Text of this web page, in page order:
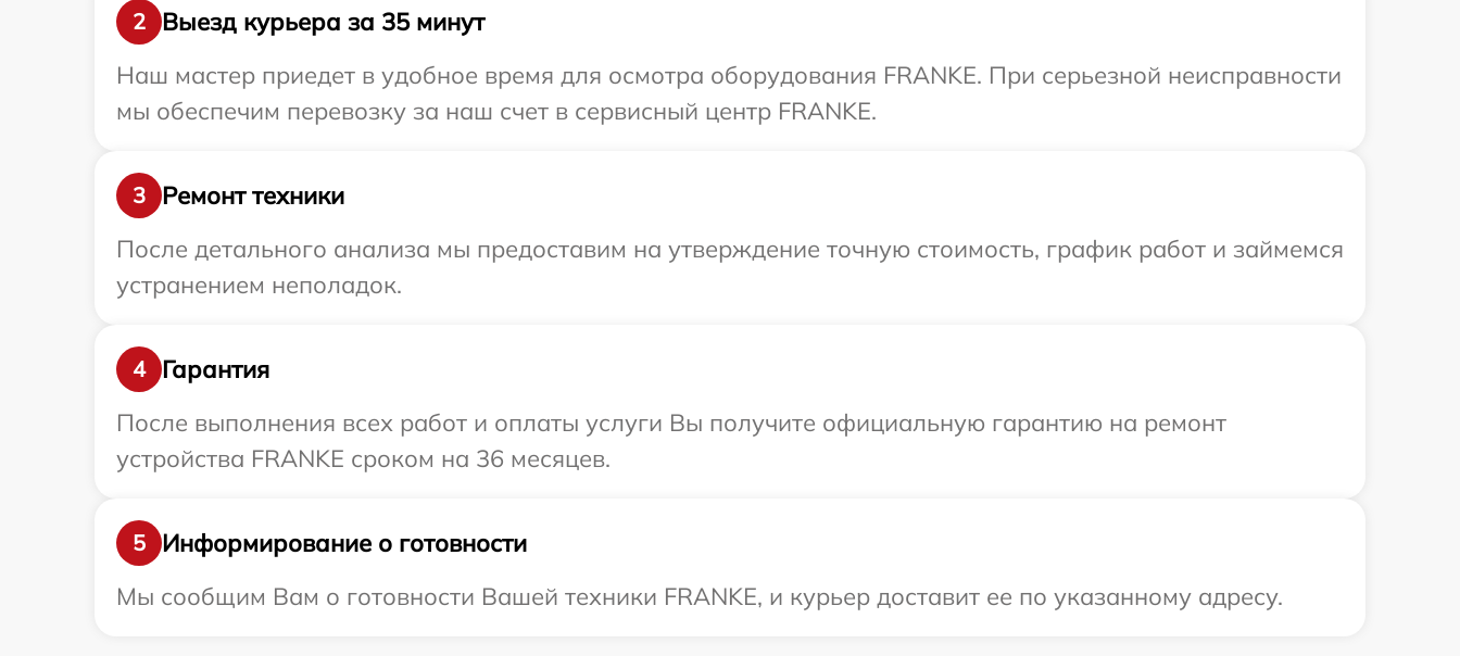
2
Выезд курьера за 35 минут
Наш мастер приедет в удобное время для осмотра оборудования FRANKE. При серьезной неисправности
мы обеспечим перевозку за наш счет в сервисный центр FRANKE.
3
Ремонт техники
После детального анализа мы предоставим на утверждение точную стоимость, график работ и займемся
устранением неполадок.
4
Гарантия
После выполнения всех работ и оплаты услуги Вы получите официальную гарантию на ремонт
устройства FRANKE сроком на 36 месяцев.
5
Информирование о готовности
Мы сообщим Вам о готовности Вашей техники FRANKE, и курьер доставит ее по указанному адресу.